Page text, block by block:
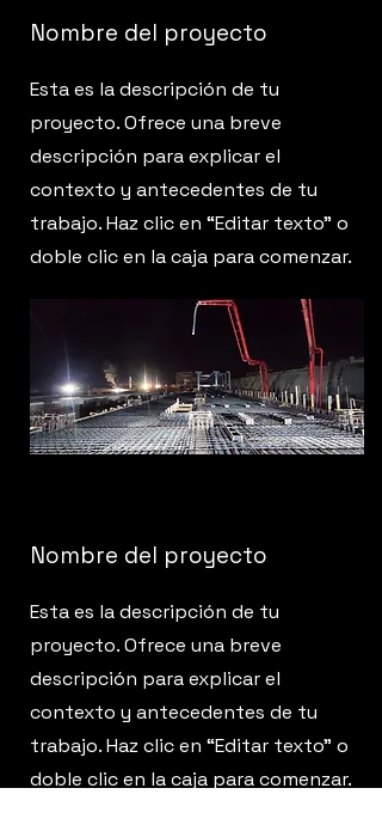
Nombre del proyecto
Esta es la descripción de tu
proyecto. Ofrece una breve
descripción para explicar el
contexto y antecedentes de tu
trabajo. Haz clic en “Editar texto” o
doble clic en la caja para comenzar.
Nombre del proyecto
Esta es la descripción de tu
proyecto. Ofrece una breve
descripción para explicar el
contexto y antecedentes de tu
trabajo. Haz clic en “Editar texto” o
doble clic en la caja para comenzar.